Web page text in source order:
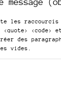
les raccourcis
<code>
des
vides.